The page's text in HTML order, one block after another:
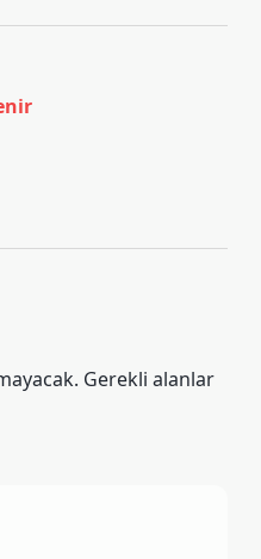
Gerekli alanlar